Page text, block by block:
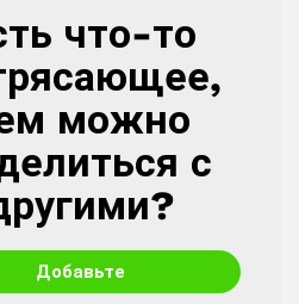
что-то
можно
с
Добавьте